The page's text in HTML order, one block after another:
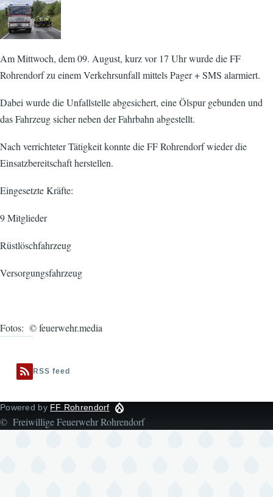
Am Mittwoch, dem 09. August, kurz vor 17 Uhr wurde die FF
Rohrendorf zu einem Verkehrsunfall mittels Pager + SMS alarmiert.
Dabei wurde die Unfallstelle abgesichert, eine Ölspur gebunden und
das Fahrzeug sicher neben der Fahrbahn abgestellt.
Nach verrichteter Tätigkeit konnte die FF Rohrendorf wieder die
Einsatzbereitschaft herstellen.
Eingesetzte Kräfte:
9 Mitglieder
Rüstlöschfahrzeug
Versorgungsfahrzeug
Fotos: © feuerwehr.media
RSS feed
Powered by FF Rohrendorf
© Freiwillige Feuerwehr Rohrendorf